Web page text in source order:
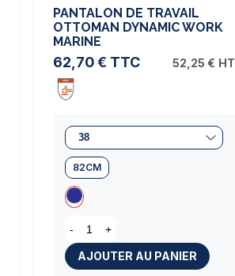
PANTALON DE TRAVAIL
OTTOMAN DYNAMIC WORK
MARINE
62,70 € TTC 52,25 € HT
82CM
- +
AJOUTER AU PANIER